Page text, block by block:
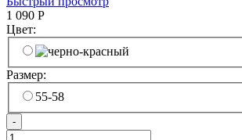
1 090 Р
Цвет:
Размер:
55-58
-